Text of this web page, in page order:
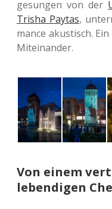
gesun­gen von der
Trisha Paytas,
mance akus­tisch.
Miteinander.
Von einem
lebendigen